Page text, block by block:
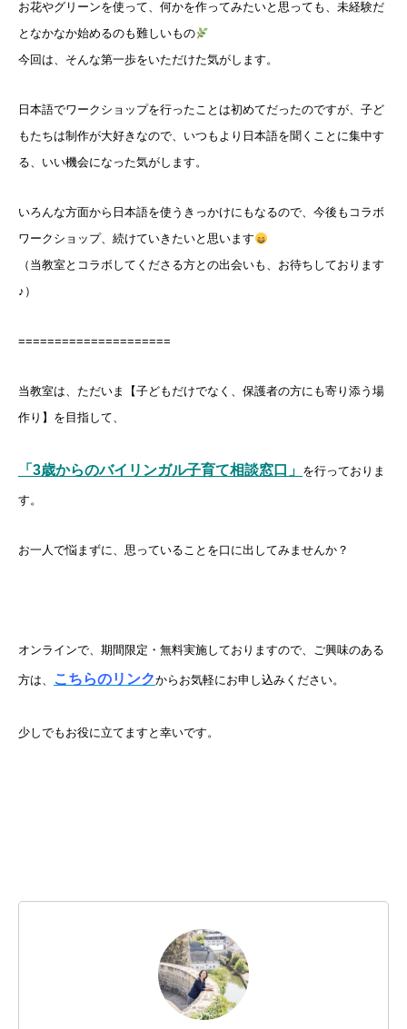
お花やグリーンを使って、何かを作ってみたいと思っても、未経験だ
となかなか始めるのも難しいもの
今回は、そんな第一歩をいただけた気がします。
日本語でワークショップを行ったことは初めてだったのですが、子ど
もたちは制作が大好きなので、いつもより日本語を聞くことに集中す
る、いい機会になった気がします。
いろんな方面から日本語を使うきっかけにもなるので、今後もコラボ
ワークショップ、続けていきたいと思います
（当教室とコラボしてくださる方との出会いも、お待ちしております
♪）
=====================
当教室は、ただいま【子どもだけでなく、保護者の方にも寄り添う場
作り】を目指して、
「3歳からのバイリンガル子育て相談窓口」 を行っておりま
す。
お一人で悩まずに、思っていることを口に出してみませんか？
オンラインで、期間限定・無料実施しておりますので、ご興味のある
方は、 こちらのリンクからお気軽にお申し込みください。
少しでもお役に立てますと幸いです。